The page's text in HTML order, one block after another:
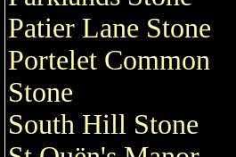
Patier Lane Stone
Portelet Common
Stone
South Hill Stone